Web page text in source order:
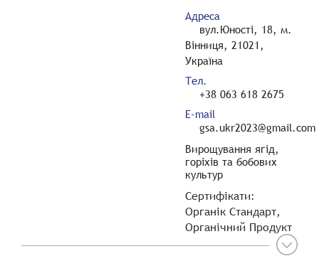
Адреса
вул.Юності, 18, м.
Вінниця, 21021,
Україна
Тел.
+38 063 618 2675
E-mail
gsa.ukr2023@gmail.com
Вирощування ягід,
горіхів та бобових
культур
Сертифікати:
Органік Стандарт,
Органічний Продукт